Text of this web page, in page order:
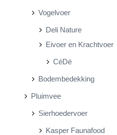
Vogelvoer
Deli Nature
Eivoer en Krachtvoer
CéDé
Bodembedekking
Pluimvee
Sierhoedervoer
Kasper Faunafood